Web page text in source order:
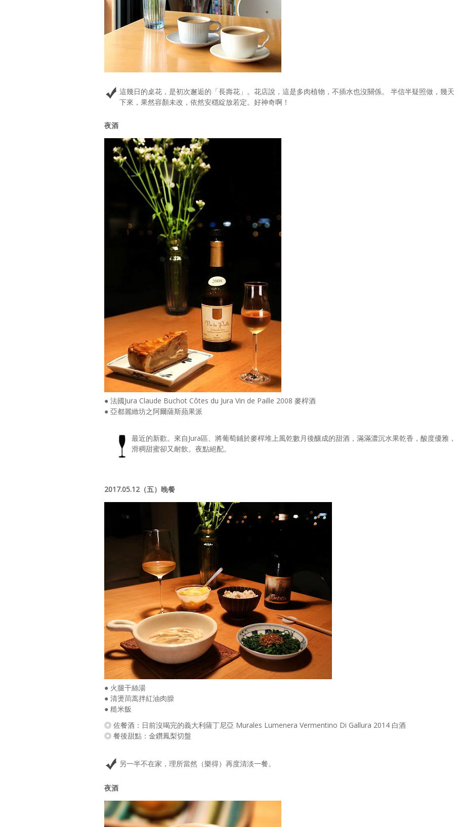
這幾日的桌花，是初次邂逅的「長壽花」。花店說，這是多肉植物，不插水也沒關係。 半信半疑照做，幾天
下來，果然容顏未改，依然安穩綻放若定。好神奇啊！
夜酒
● 法國Jura Claude Buchot Côtes du Jura Vin de Paille 2008 麥桿酒
● 亞都麗緻坊之阿爾薩斯蘋果派
最近的新歡。來自Jura區、將葡萄鋪於麥桿堆上風乾數月後釀成的甜酒，滿滿濃沉水果乾香，酸度優雅，
滑稠甜蜜卻又耐飲。夜點絕配。
2017.05.12（五）晚餐
● 火腿干絲湯
● 清燙茼蒿拌紅油肉臊
● 糙米飯
◎ 佐餐酒：日前沒喝完的義大利薩丁尼亞 Murales Lumenera Vermentino Di Gallura 2014 白酒
◎ 餐後甜點：金鑽鳳梨切盤
另一半不在家，理所當然（樂得）再度清淡一餐。
夜酒